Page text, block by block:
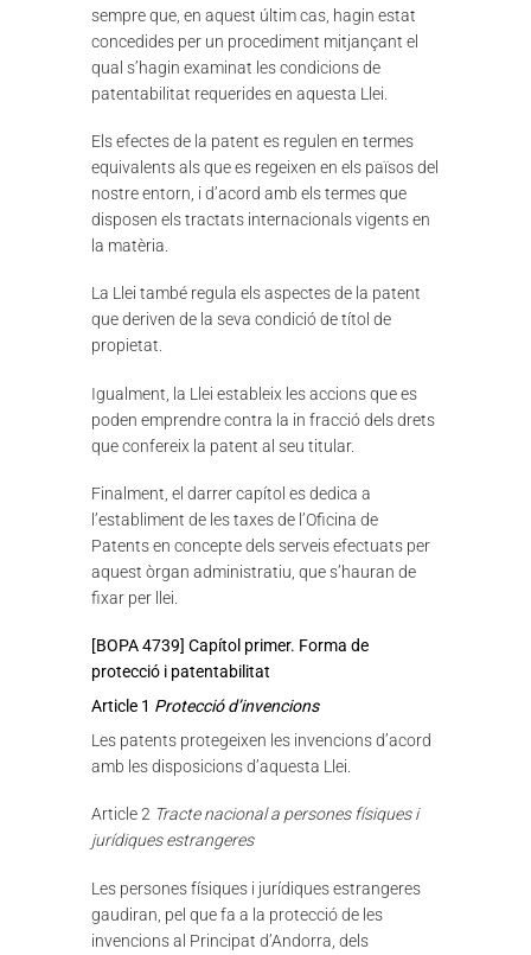
sempre que, en aquest últim cas, hagin estat
concedides per un procediment mitjançant el
qual s’hagin examinat les condicions de
patentabilitat requerides en aquesta Llei.
Els efectes de la patent es regulen en termes
equivalents als que es regeixen en els països del
nostre entorn, i d’acord amb els termes que
disposen els tractats internacionals vigents en
la matèria.
La Llei també regula els aspectes de la patent
que deriven de la seva condició de títol de
propietat.
Igualment, la Llei estableix les accions que es
poden emprendre contra la in fracció dels drets
que confereix la patent al seu titular.
Finalment, el darrer capítol es dedica a
l’establiment de les taxes de l’Oficina de
Patents en concepte dels serveis efectuats per
aquest òrgan administratiu, que s’hauran de
fixar per llei.
[BOPA 4739] Capítol primer. Forma de
protecció i patentabilitat
Article 1 Protecció d’invencions
Les patents protegeixen les invencions d’acord
amb les disposicions d’aquesta Llei.
Article 2 Tracte nacional a persones físiques i
jurídiques estrangeres
Les persones físiques i jurídiques estrangeres
gaudiran, pel que fa a la protecció de les
invencions al Principat d’Andorra, dels